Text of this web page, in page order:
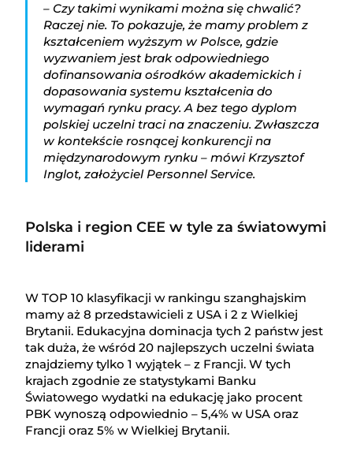
– Czy takimi wynikami można się chwalić?
Raczej nie. To pokazuje, że mamy problem z
kształceniem wyższym w Polsce, gdzie
wyzwaniem jest brak odpowiedniego
dofinansowania ośrodków akademickich i
dopasowania systemu kształcenia do
wymagań rynku pracy. A bez tego dyplom
polskiej uczelni traci na znaczeniu. Zwłaszcza
w kontekście rosnącej konkurencji na
międzynarodowym rynku – mówi Krzysztof
Inglot, założyciel Personnel Service.
Polska i region CEE w tyle za światowymi
liderami
W TOP 10 klasyfikacji w rankingu szanghajskim
mamy aż 8 przedstawicieli z USA i 2 z Wielkiej
Brytanii. Edukacyjna dominacja tych 2 państw jest
tak duża, że wśród 20 najlepszych uczelni świata
znajdziemy tylko 1 wyjątek – z Francji. W tych
krajach zgodnie ze statystykami Banku
Światowego wydatki na edukację jako procent
PBK wynoszą odpowiednio – 5,4% w USA oraz
Francji oraz 5% w Wielkiej Brytanii.